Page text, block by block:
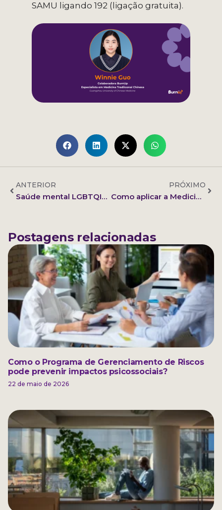
SAMU ligando 192 (ligação gratuita).
ANTERIOR
Saúde mental LGBTQIAP+: dados, desafios e acolhimento
PRÓXIMO
Como aplicar a Medicina Tradicional Chinesa no dia a dia
Postagens relacionadas
Como o Programa de Gerenciamento de Riscos
pode prevenir impactos psicossociais?
22 de maio de 2026